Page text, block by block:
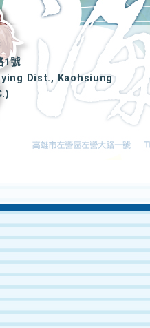
1號
Dist., Kaohsiung